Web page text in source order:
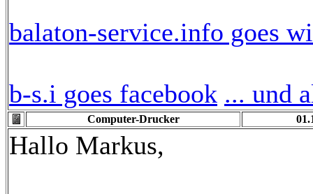
balaton-service.info goes
b-s.i goes facebook ... und
Computer-Drucker
Hallo Markus,